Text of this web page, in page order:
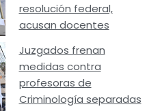
resolución federal,
acusan docentes
Juzgados frenan
medidas contra
profesoras de
Criminología separadas